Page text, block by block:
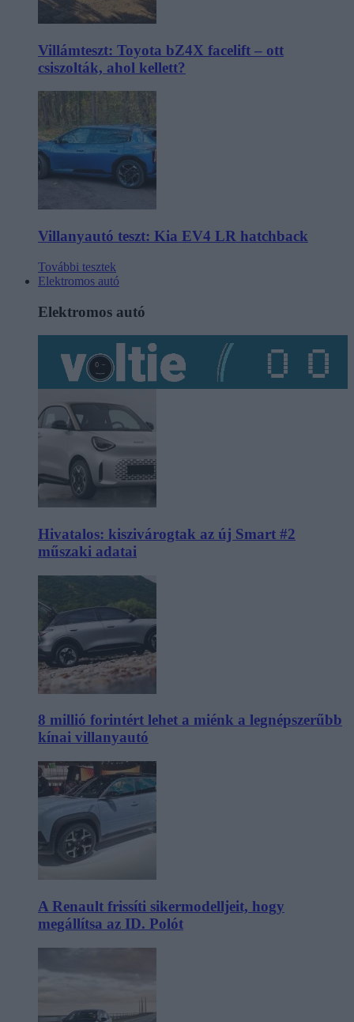
Villámteszt: Toyota bZ4X facelift – ott
csiszolták, ahol kellett?
Villanyautó teszt: Kia EV4 LR hatchback
További tesztek
Elektromos autó
Elektromos autó
Hivatalos: kiszivárogtak az új Smart #2
műszaki adatai
8 millió forintért lehet a miénk a legnépszerűbb
kínai villanyautó
A Renault frissíti sikermodelljeit, hogy
megállítsa az ID. Polót